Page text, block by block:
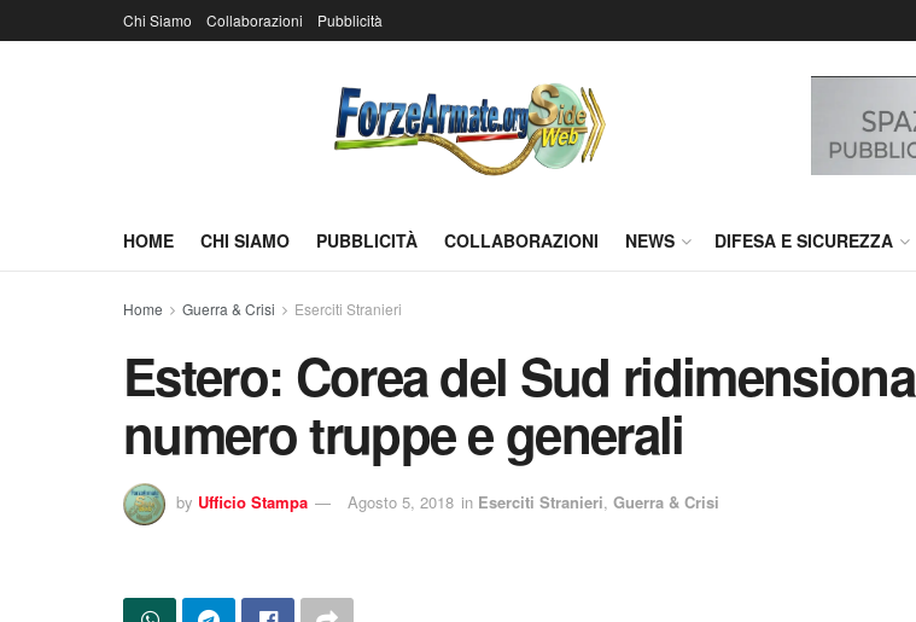
Chi Siamo Collaborazioni Pubblicità
HOME CHI SIAMO PUBBLICITÀ COLLABORAZIONI NEWS DIFESA E SICUREZZA
Home Guerra & Crisi Eserciti Stranieri
Estero: Corea del Sud ridimensiona
numero truppe e generali
by Ufficio Stampa Agosto 5, 2018 in Eserciti Stranieri, Guerra & Crisi